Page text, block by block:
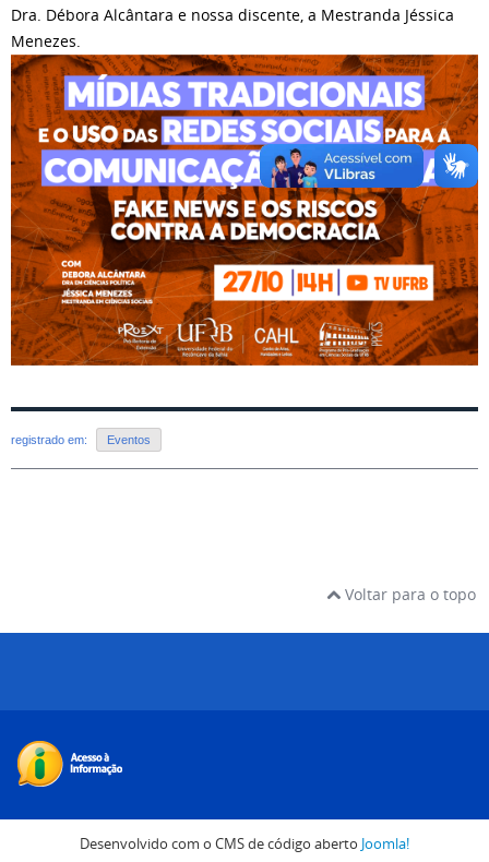
Dra. Débora Alcântara e nossa discente, a Mestranda Jéssica
Menezes.
registrado em: Eventos
Voltar para o topo
Desenvolvido com o CMS de código aberto Joomla!